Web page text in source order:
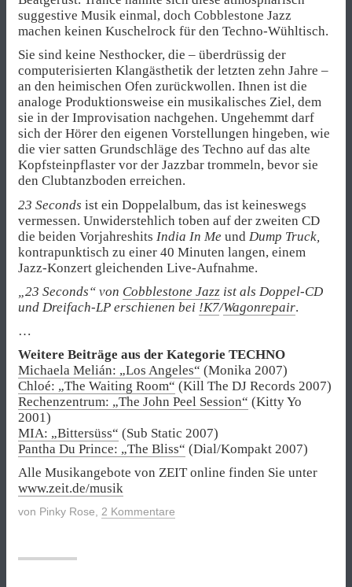
suggestive Musik einmal, doch Cobblestone Jazz
machen keinen Kuschelrock für den Techno-Wühltisch.
Sie sind keine Nesthocker, die – überdrüssig der
computerisierten Klangästhetik der letzten zehn Jahre –
an den heimischen Ofen zurückwollen. Ihnen ist die
analoge Produktionsweise ein musikalisches Ziel, dem
sie in der Improvisation nachgehen. Ungehemmt darf
sich der Hörer den eigenen Vorstellungen hingeben, wie
die vier satten Grundschläge des Techno auf das alte
Kopfsteinpflaster vor der Jazzbar trommeln, bevor sie
den Clubtanzboden erreichen.
23 Seconds ist ein Doppelalbum, das ist keineswegs
vermessen. Unwiderstehlich toben auf der zweiten CD
die beiden Vorjahreshits India In Me und Dump Truck,
kontrapunktisch zu einer 40 Minuten langen, einem
Jazz-Konzert gleichenden Live-Aufnahme.
„23 Seconds“ von Cobblestone Jazz ist als Doppel-CD
und Dreifach-LP erschienen bei !K7/Wagonrepair.
…
Weitere Beiträge aus der Kategorie TECHNO
Michaela Melián: „Los Angeles“ (Monika 2007)
Chloé: „The Waiting Room“ (Kill The DJ Records 2007)
Rechenzentrum: „The John Peel Session“ (Kitty Yo
2001)
MIA: „Bittersüss“ (Sub Static 2007)
Pantha Du Prince: „The Bliss“ (Dial/Kompakt 2007)
Alle Musikangebote von ZEIT online finden Sie unter
www.zeit.de/musik
von Pinky Rose 2 Kommentare